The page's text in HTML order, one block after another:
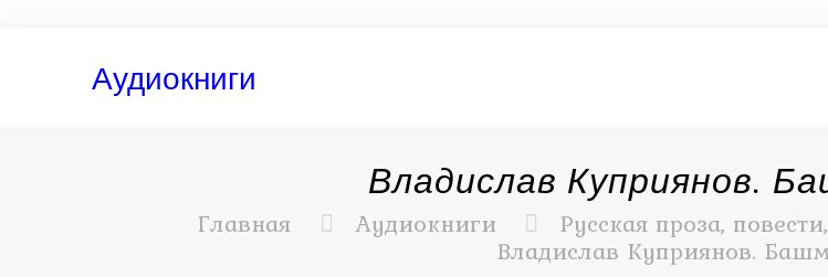
Аудиокниги
Владислав Куприянов.
Главная Аудиокниги Русская проза,
Владислав Куприянов.